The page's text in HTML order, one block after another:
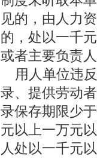
见的，由人力
的，处以一千
或者主要负责
用人单位违
录、提供劳动
录保存期限少
元以上一万元
人处以一千元